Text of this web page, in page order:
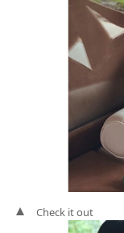
Check it out